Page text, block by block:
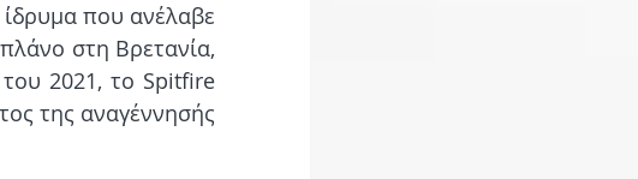
ίδρυμα που ανέλαβε
στη Βρετανία,
2021, το Spitfire
της αναγέννησής